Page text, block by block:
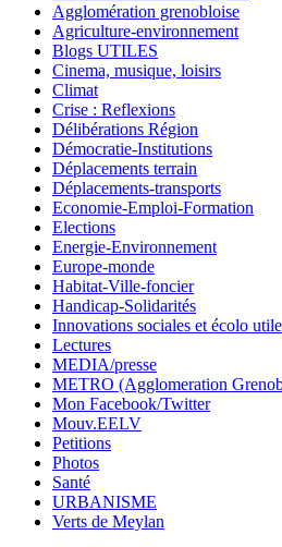
Agglomération grenobloise
Agriculture-environnement
Blogs UTILES
Cinema, musique, loisirs
Climat
Crise : Reflexions
Délibérations Région
Démocratie-Institutions
Déplacements terrain
Déplacements-transports
Economie-Emploi-Formation
Elections
Energie-Environnement
Europe-monde
Habitat-Ville-foncier
Handicap-Solidarités
Innovations sociales et écolo
Lectures
MEDIA/presse
METRO (Agglomeration
Mon Facebook/Twitter
Mouv.EELV
Petitions
Photos
Santé
URBANISME
Verts de Meylan